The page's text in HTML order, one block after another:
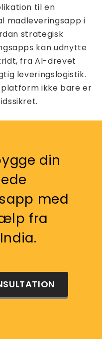
til en
madleveringsapp i
strategisk
kan udnytte
fra AI-drevet
leveringslogistik.
ikke bare er
din
med
fra